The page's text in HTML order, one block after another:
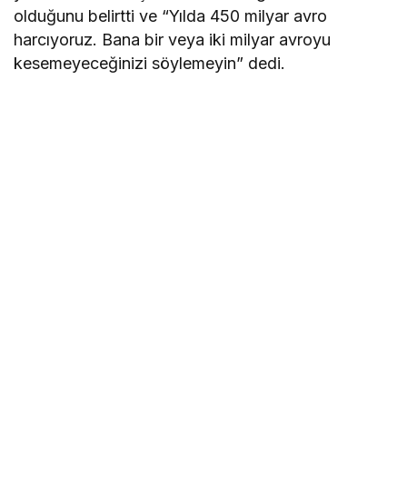
olduğunu belirtti ve “Yılda 450 milyar avro
harcıyoruz. Bana bir veya iki milyar avroyu
kesemeyeceğinizi söylemeyin” dedi.